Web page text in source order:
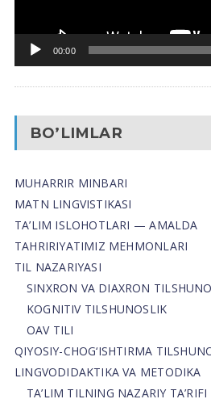
00:00
BO’LIMLAR
MUHARRIR MINBARI
MATN LINGVISTIKASI
TA’LIM ISLOHOTLARI — AMALDA
TAHRIRIYATIMIZ MEHMONLARI
TIL NAZARIYASI
SINXRON VA DIAXRON
KOGNITIV TILSHUNOSLIK
OAV TILI
QIYOSIY-CHOG‘ISHTIRMA
LINGVODIDAKTIKA VA METODIKA
TA’LIM TILNING NAZARIY TA’RIFI